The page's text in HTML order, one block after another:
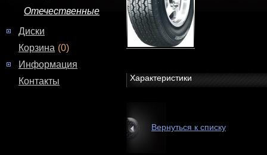
Отечественные
Диски
Корзина (0)
Информация
Контакты
Характеристики
Вернуться к списку